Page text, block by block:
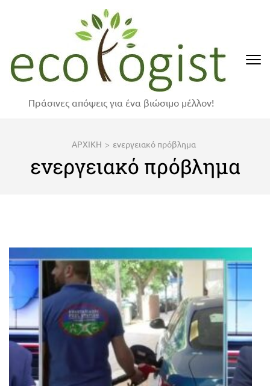
Enter)
Πράσινες απόψεις για ένα βιώσιμο μέλλον!
ΑΡΧΙΚΗ > ενεργειακό πρόβλημα
ενεργειακό πρόβλημα